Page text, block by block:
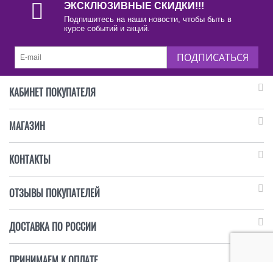
ЭКСКЛЮЗИВНЫЕ СКИДКИ!!!
Подпишитесь на наши новости, чтобы быть в
курсе событий и акций.
ПОДПИСАТЬСЯ
КАБИНЕТ ПОКУПАТЕЛЯ
МАГАЗИН
КОНТАКТЫ
ОТЗЫВЫ ПОКУПАТЕЛЕЙ
ДОСТАВКА ПО РОССИИ